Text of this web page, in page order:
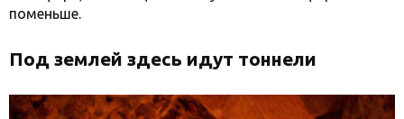
поменьше.
Под землей здесь идут тоннели